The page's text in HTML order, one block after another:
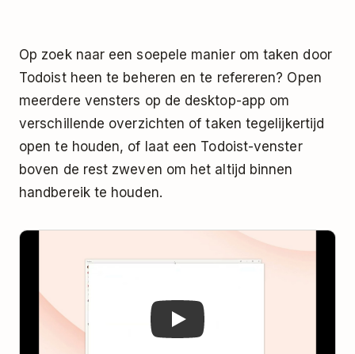
Op zoek naar een soepele manier om taken door
Todoist heen te beheren en te refereren? Open
meerdere vensters op de desktop-app om
verschillende overzichten of taken tegelijkertijd
open te houden, of laat een Todoist-venster
boven de rest zweven om het altijd binnen
handbereik te houden.
Play